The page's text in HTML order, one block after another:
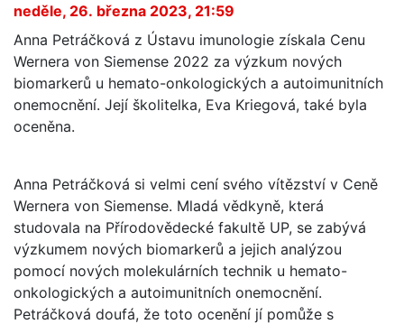
neděle, 26. března 2023, 21:59
Anna Petráčková z Ústavu imunologie získala Cenu
Wernera von Siemense 2022 za výzkum nových
biomarkerů u hemato-onkologických a autoimunitních
onemocnění. Její školitelka, Eva Kriegová, také byla
oceněna.
Anna Petráčková si velmi cení svého vítězství v Ceně
Wernera von Siemense. Mladá vědkyně, která
studovala na Přírodovědecké fakultě UP, se zabývá
výzkumem nových biomarkerů a jejich analýzou
pomocí nových molekulárních technik u hemato-
onkologických a autoimunitních onemocnění.
Petráčková doufá, že toto ocenění jí pomůže s